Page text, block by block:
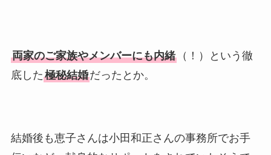
両家のご家族やメンバーにも内緒（！）という徹
底した極秘結婚だったとか。
結婚後も恵子さんは小田和正さんの事務所でお手